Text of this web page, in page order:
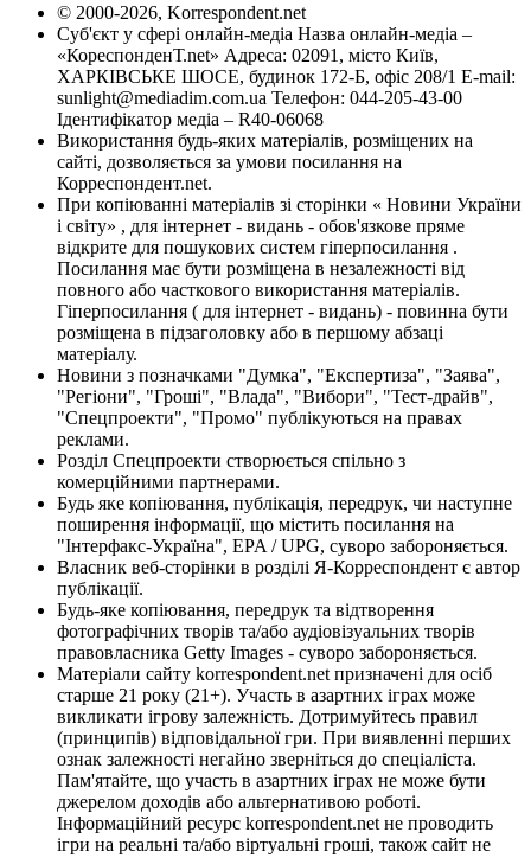
© 2000-2026, Korrespondent.net
Суб'єкт у сфері онлайн-медіа Назва онлайн-медіа –
«КореспонденТ.net» Адреса: 02091, місто Київ,
ХАРКІВСЬКЕ ШОСЕ, будинок 172-Б, офіс 208/1 E-mail:
sunlight@mediadim.com.ua Телефон: 044-205-43-00
Ідентифікатор медіа – R40-06068
Використання будь-яких матеріалів, розміщених на
сайті, дозволяється за умови посилання на
Корреспондент.net.
При копіюванні матеріалів зі сторінки « Новини України
і світу» , для інтернет - видань - обов'язкове пряме
відкрите для пошукових систем гіперпосилання .
Посилання має бути розміщена в незалежності від
повного або часткового використання матеріалів.
Гіперпосилання ( для інтернет - видань) - повинна бути
розміщена в підзаголовку або в першому абзаці
матеріалу.
Новини з позначками "Думка", "Експертиза", "Заява",
"Регіони", "Гроші", "Влада", "Вибори", "Тест-драйв",
"Спецпроекти", "Промо" публікуються на правах
реклами.
Розділ Спецпроекти створюється спільно з
комерційними партнерами.
Будь яке копіювання, публікація, передрук, чи наступне
поширення інформації, що містить посилання на
"Інтерфакс-Україна", EPA / UPG, суворо забороняється.
Власник веб-сторінки в розділі Я-Корреспондент є автор
публікації.
Будь-яке копіювання, передрук та відтворення
фотографічних творів та/або аудіовізуальних творів
правовласника Getty Images - суворо забороняється.
Матеріали сайту korrespondent.net призначені для осіб
старше 21 року (21+). Участь в азартних іграх може
викликати ігрову залежність. Дотримуйтесь правил
(принципів) відповідальної гри. При виявленні перших
ознак залежності негайно зверніться до спеціаліста.
Пам'ятайте, що участь в азартних іграх не може бути
джерелом доходів або альтернативою роботі.
Інформаційний ресурс korrespondent.net не проводить
ігри на реальні та/або віртуальні гроші, також сайт не